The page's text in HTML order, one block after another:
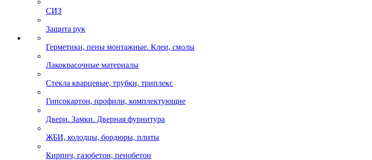
СИЗ
Защита рук
Герметики, пены монтажные. Клеи, смолы
Лакокрасочные материалы
Стекла кварцевые, трубки, триплекс
Гипсокартон, профили, комплектующие
Двери. Замки. Дверная фурнитура
ЖБИ, колодцы, бордюры, плиты
Кирпич, газобетон, пенобетон